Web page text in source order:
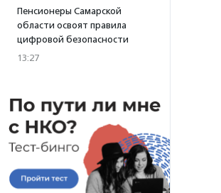
Пенсионеры Самарской
области освоят правила
цифровой безопасности
13:27